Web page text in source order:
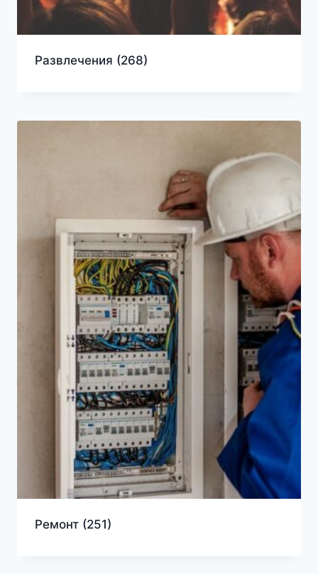
Развлечения (268)
Ремонт (251)